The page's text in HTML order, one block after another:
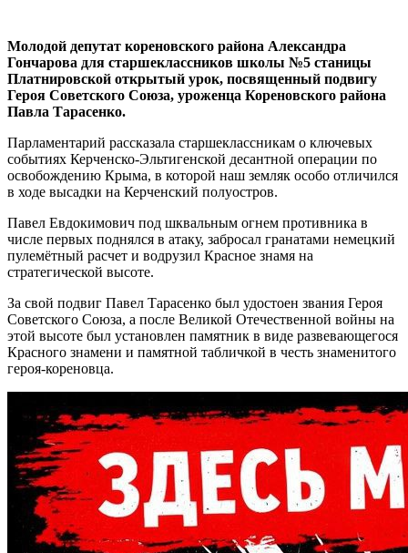
Молодой депутат кореновского района Александра
Гончарова для старшеклассников школы №5 станицы
Платнировской открытый урок, посвященный подвигу
Героя Советского Союза, уроженца Кореновского района
Павла Тарасенко.
Парламентарий рассказала старшеклассникам о ключевых
событиях Керченско-Эльтигенской десантной операции по
освобождению Крыма, в которой наш земляк особо отличился
в ходе высадки на Керченский полуостров.
Павел Евдокимович под шквальным огнем противника в
числе первых поднялся в атаку, забросал гранатами немецкий
пулемётный расчет и водрузил Красное знамя на
стратегической высоте.
За свой подвиг Павел Тарасенко был удостоен звания Героя
Советского Союза, а после Великой Отечественной войны на
этой высоте был установлен памятник в виде развевающегося
Красного знамени и памятной табличкой в честь знаменитого
героя-кореновца.